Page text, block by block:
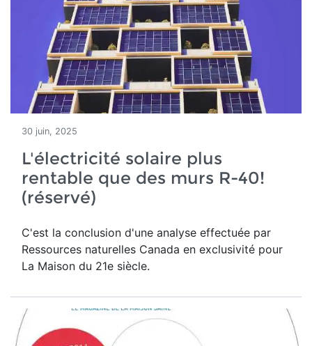
30 juin, 2025
L'électricité solaire plus
rentable que des murs R-40!
(réservé)
C'est la conclusion d'une analyse effectuée par
Ressources naturelles Canada en exclusivité pour
La Maison du 21e siècle.